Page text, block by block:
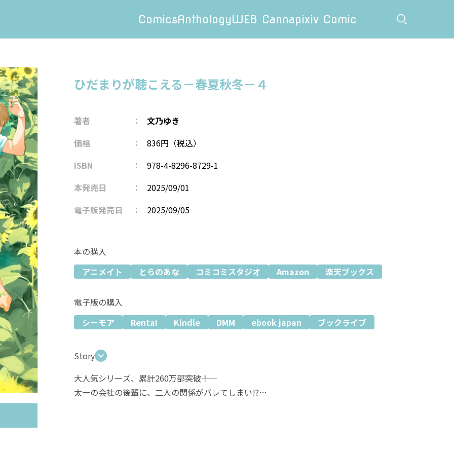
ComicsAnthologyWEB Cannapixiv Comic
ひだまりが聴こえる－春夏秋冬－４
著者
文乃ゆき
価格
836円（税込）
ISBN
978-4-8296-8729-1
本発売日
2025/09/01
電子版発売日
2025/09/05
本の購入
アニメイト
とらのあな コミコミスタジオ Amazon 楽天ブックス
電子版の購入
シーモア
Renta! Kindle DMM ebook japan ブックライブ
Story
大人気シリーズ、累計260万部突破――！
太一の会社の後輩に、二人の関係がバレてしまい!?